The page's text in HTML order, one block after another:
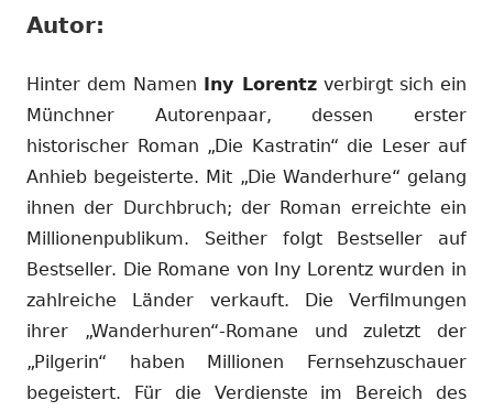
Autor:
Hinter dem Namen Iny Lorentzverbirgt sich ein
Münchner Autorenpaar, dessen erster
historischer Roman „Die Kastratin“ die Leser auf
Anhieb begeisterte. Mit „Die Wanderhure“ gelang
ihnen der Durchbruch; der Roman erreichte ein
Millionenpublikum. Seither folgt Bestseller auf
Bestseller. Die Romane von Iny Lorentz wurden in
zahlreiche Länder verkauft. Die Verfilmungen
ihrer „Wanderhuren“-Romane und zuletzt der
„Pilgerin“ haben Millionen Fernsehzuschauer
begeistert. Für die Verdienste im Bereich des